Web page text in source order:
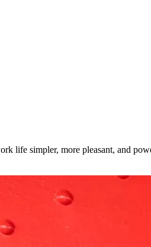
life simpler, more pleasant, and